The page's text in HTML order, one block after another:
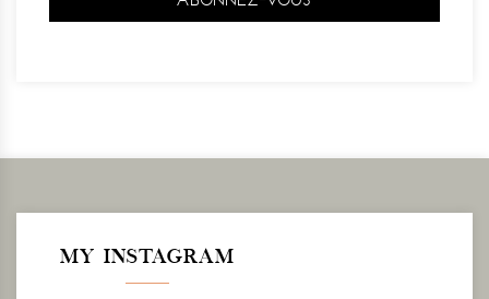
MY INSTAGRAM